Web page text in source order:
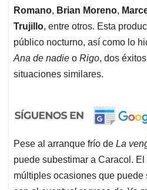
Romano, Brian Moreno,
Trujillo, entre otros. Esta
público nocturno, así como lo
Ana de nadie o Rigo, dos
situaciones similares.
Pese al arranque frío de La
puede subestimar a Caracol.
múltiples ocasiones que puede